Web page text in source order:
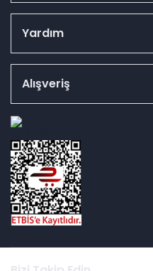
Yardım
Alışveriş